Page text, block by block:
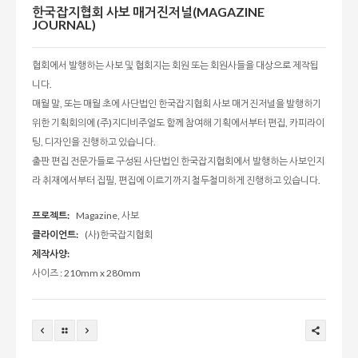
한국잡지협회 사보 매거진저널(MAGAZINE
JOURNAL)
협회에서 발행하는 사보 및 협회지는 회원 또는 회원사들을 대상으로 제작됩
니다.
매월 말, 또는 매월 초에 사단법인 한국잡지협회 사보 매거진저널을 발행하기
위한 기획회의에 (주)지디비주얼도 함께 참여해 기획에서부터 편집, 카피라이
팅, 디자인을 진행하고 있습니다.
출판 편집 전문가들로 구성된 사단법인 한국잡지협회에서 발행하는 사보인지
라 취재에서부터 집필, 편집에 이르기까지 철두철미하게 진행하고 있습니다.
프로젝트: Magazine, 사보
클라이언트: (사)한국잡지협회
제작사양:
사이즈 : 210mm x 280mm